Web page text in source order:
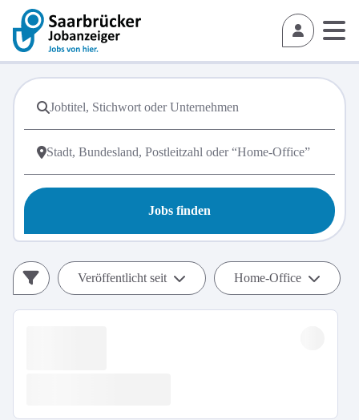
Jobs finden
Veröffentlicht seit Home-Office